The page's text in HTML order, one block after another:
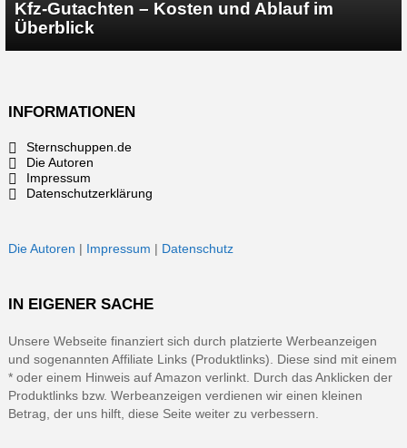
Kfz-Gutachten – Kosten und Ablauf im
Überblick
INFORMATIONEN
Sternschuppen.de
Die Autoren
Impressum
Datenschutzerklärung
Die Autoren | Impressum | Datenschutz
IN EIGENER SACHE
Unsere Webseite finanziert sich durch platzierte Werbeanzeigen
und sogenannten Affiliate Links (Produktlinks). Diese sind mit einem
* oder einem Hinweis auf Amazon verlinkt. Durch das Anklicken der
Produktlinks bzw. Werbeanzeigen verdienen wir einen kleinen
Betrag, der uns hilft, diese Seite weiter zu verbessern.